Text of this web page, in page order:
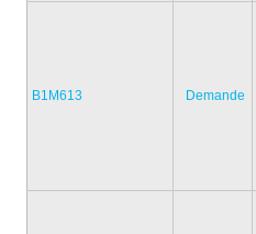
B1M613 Demande